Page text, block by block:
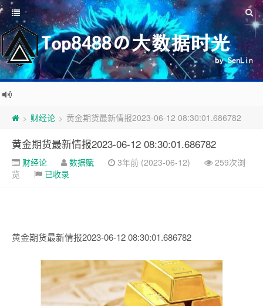
> 财经论 > 黄金期货最新情报2023-06-12 08:30:01.686782
黄金期货最新情报2023-06-12 08:30:01.686782
财经论 数据赋 3年前 (2023-06-12)
259次浏
览
已收录
黄金期货最新情报2023-06-12 08:30:01.686782